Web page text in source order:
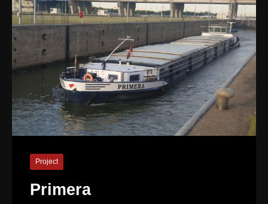
Project
Primera